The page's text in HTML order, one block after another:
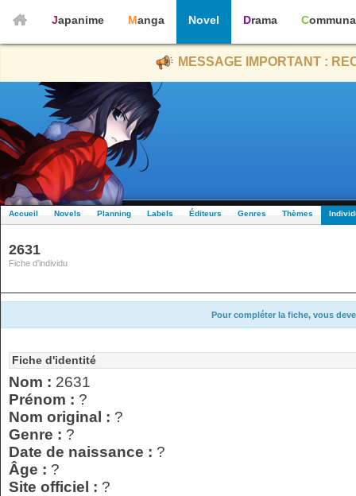
Japanime Manga Novel Drama
MESSAGE IMPORTANT :
Accueil Novels Planning Labels Éditeurs Genres Thèmes
2631
Fiche d'individu
Pour compléter la fiche, vous
Fiche d'identité
Nom : 2631
Prénom : ?
Nom original : ?
Genre : ?
Date de naissance : ?
Âge : ?
Site officiel : ?